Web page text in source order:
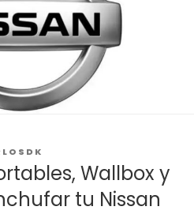
Wallbox y
tu Nissan